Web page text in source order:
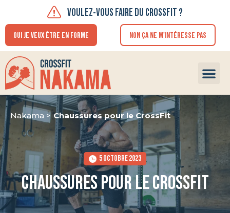
VOULEZ-VOUS FAIRE DU CROSSFIT ?
OUI JE VEUX ÊTRE EN FORME NON ÇA NE M'INTÉRESSE PAS
Nakama > Chaussures pour le CrossFit
5 OCTOBRE 2023
Chaussures pour le CrossFit